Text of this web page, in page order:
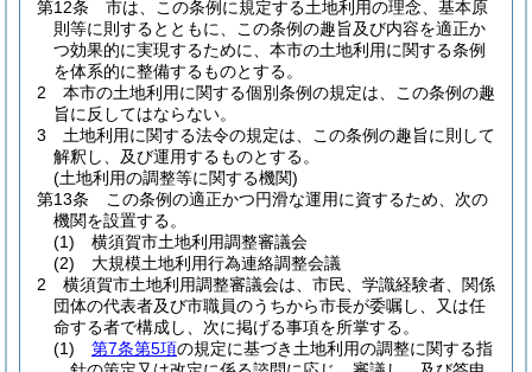
第12条
市は、この条例に規定する土地利用の理念、基本原
則等に則するとともに、この条例の趣旨及び内容を適正か
つ効果的に実現するために、本市の土地利用に関する条例
を体系的に整備するものとする。
2
本市の土地利用に関する個別条例の規定は、この条例の趣
旨に反してはならない。
3
土地利用に関する法令の規定は、この条例の趣旨に則して
解釈し、及び運用するものとする。
(土地利用の調整等に関する機関)
第13条
この条例の適正かつ円滑な運用に資するため、次の
機関を設置する。
(1)
横須賀市土地利用調整審議会
(2)
大規模土地利用行為連絡調整会議
2
横須賀市土地利用調整審議会は、市民、学識経験者、関係
団体の代表者及び市職員のうちから市長が委嘱し、又は任
命する者で構成し、次に掲げる事項を所掌する。
(1)
第7条第5項の規定に基づき土地利用の調整に関する指